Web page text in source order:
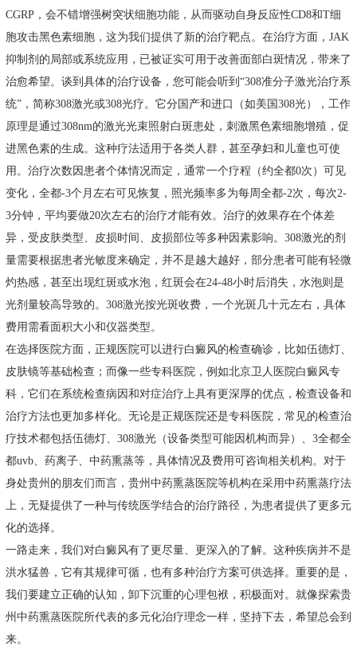
CGRP，会不错增强树突状细胞功能，从而驱动自身反应性CD8和T细
胞攻击黑色素细胞，这为我们提供了新的治疗靶点。在治疗方面，JAK
抑制剂的局部或系统应用，已被证实可用于改善面部白斑情况，带来了
治愈希望。谈到具体的治疗设备，您可能会听到“308准分子激光治疗系
统”，简称308激光或308光疗。它分国产和进口（如美国308光），工作
原理是通过308nm的激光光束照射白斑患处，刺激黑色素细胞增殖，促
进黑色素的生成。这种疗法适用于各类人群，甚至孕妇和儿童也可使
用。治疗次数因患者个体情况而定，通常一个疗程（约全都0次）可见
变化，全都-3个月左右可见恢复，照光频率多为每周全都-2次，每次2-
3分钟，平均要做20次左右的治疗才能有效。治疗的效果存在个体差
异，受皮肤类型、皮损时间、皮损部位等多种因素影响。308激光的剂
量需要根据患者光敏度来确定，并不是越大越好，部分患者可能有轻微
灼热感，甚至出现红斑或水泡，红斑会在24-48小时后消失，水泡则是
光剂量较高导致的。308激光按光斑收费，一个光斑几十元左右，具体
费用需看面积大小和仪器类型。
在选择医院方面，正规医院可以进行白癜风的检查确诊，比如伍德灯、
皮肤镜等基础检查；而像一些专科医院，例如北京卫人医院白癜风专
科，它们在系统检查病因和对症治疗上具有更深厚的优点，检查设备和
治疗方法也更加多样化。无论是正规医院还是专科医院，常见的检查治
疗技术都包括伍德灯、308激光（设备类型可能因机构而异）、3全都全
都uvb、药离子、中药熏蒸等，具体情况及费用可咨询相关机构。对于
身处贵州的朋友们而言，贵州中药熏蒸医院等机构在采用中药熏蒸疗法
上，无疑提供了一种与传统医学结合的治疗路径，为患者提供了更多元
化的选择。
一路走来，我们对白癜风有了更尽量、更深入的了解。这种疾病并不是
洪水猛兽，它有其规律可循，也有多种治疗方案可供选择。重要的是，
我们要建立正确的认知，卸下沉重的心理包袱，积极面对。就像探索贵
州中药熏蒸医院所代表的多元化治疗理念一样，坚持下去，希望总会到
来。